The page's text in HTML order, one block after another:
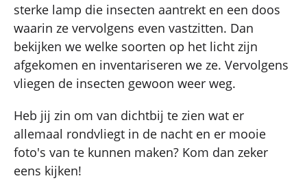
sterke lamp die insecten aantrekt en een doos
waarin ze vervolgens even vastzitten. Dan
bekijken we welke soorten op het licht zijn
afgekomen en inventariseren we ze. Vervolgens
vliegen de insecten gewoon weer weg.
Heb jij zin om van dichtbij te zien wat er
allemaal rondvliegt in de nacht en er mooie
foto's van te kunnen maken? Kom dan zeker
eens kijken!